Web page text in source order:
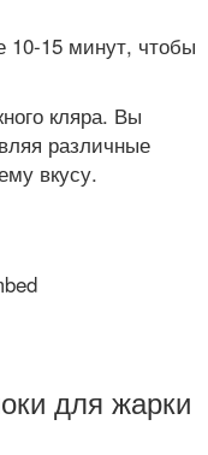
10-15 минут, чтобы
кляра. Вы
различные
вкусу.
для жарки